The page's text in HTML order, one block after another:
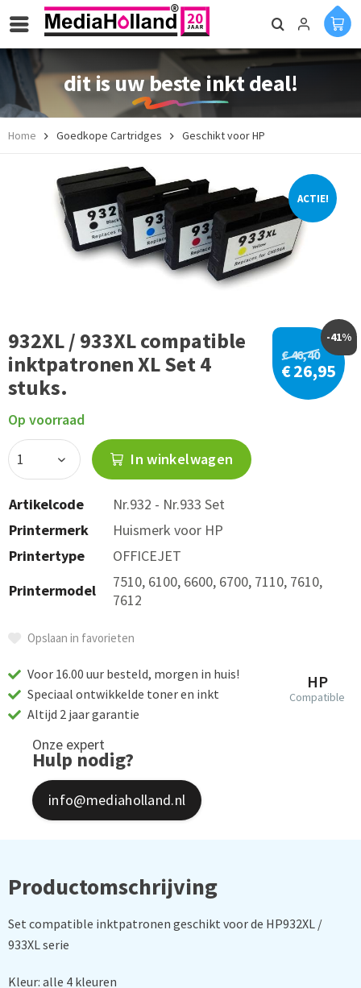
dit is uw beste inkt deal!
Home Goedkope Cartridges Geschikt voor HP
ACTIE!
932XL / 933XL compatible
inktpatronen XL Set 4
stuks.
€ 46,40
-41%
€ 26,95
Op voorraad
In winkelwagen
Artikelcode
Nr.932 - Nr.933 Set
Printermerk
Huismerk voor HP
Printertype
OFFICEJET
Printermodel
7510, 6100, 6600, 6700, 7110, 7610,
7612
Opslaan in favorieten
HP
Compatible
Voor 16.00 uur besteld, morgen in huis!
Speciaal ontwikkelde toner en inkt
Altijd 2 jaar garantie
Onze expert
Hulp nodig?
info@mediaholland.nl
Productomschrijving
Set compatible inktpatronen geschikt voor de HP932XL /
933XL serie
Kleur: alle 4 kleuren